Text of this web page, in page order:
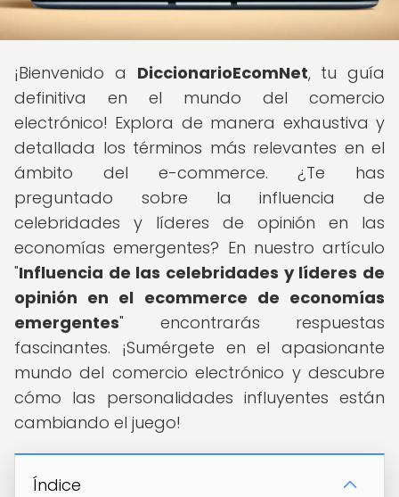
¡Bienvenido a DiccionarioEcomNet, tu guía
definitiva en el mundo del comercio
electrónico! Explora de manera exhaustiva y
detallada los términos más relevantes en el
ámbito del e-commerce. ¿Te has
preguntado sobre la influencia de
celebridades y líderes de opinión en las
economías emergentes? En nuestro artículo
"Influencia de las celebridades y líderes de
opinión en el ecommerce de economías
emergentes" encontrarás respuestas
fascinantes. ¡Sumérgete en el apasionante
mundo del comercio electrónico y descubre
cómo las personalidades influyentes están
cambiando el juego!
Índice